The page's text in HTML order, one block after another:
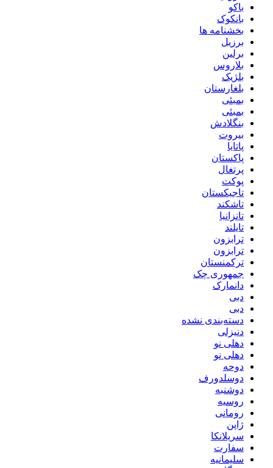
باکو
بانکوک
بخشنامه ها
برزیل
برلین
بلاروس
بلژیک
بلغارستان
بمبئی
بمبئی
بنگلادش
بیروت
پاتایا
پاکستان
پرتغال
پوکت
تاجیکستان
تاشکند
تانزانیا
تایلند
ترابزون
ترابزون
ترکمنستان
جمهوری چک
دانمارک
دبی
دبی
دسته‌بندی نشده
دنیزلی
دهلی نو
دهلی نو
دوحه
دوسلدورف
دوشنبه
روسیه
رومانی
ژاپن
سریلانکا
سفارت
سلیمانیه